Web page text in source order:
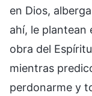
en Dios,
ahí, le plantean
obra del
mientras
perdonarme y